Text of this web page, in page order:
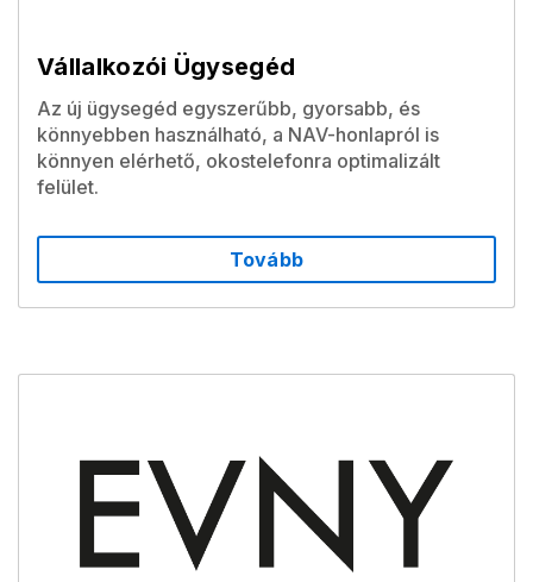
Vállalkozói Ügysegéd
Az új ügysegéd egyszerűbb, gyorsabb, és
könnyebben használható, a NAV-honlapról is
könnyen elérhető, okostelefonra optimalizált
felület.
Tovább